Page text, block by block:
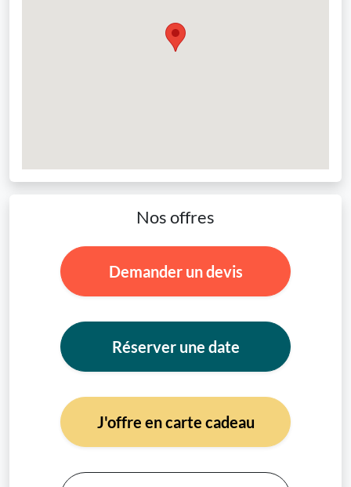
Nos offres
Demander un devis
Réserver une date
J'offre en carte cadeau